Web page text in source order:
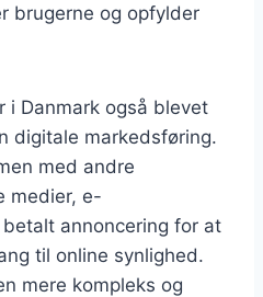
brugerne og opfylder
i Danmark også blevet
digitale markedsføring.
med andre
medier, e-
annoncering for at
til online synlighed.
mere kompleks og